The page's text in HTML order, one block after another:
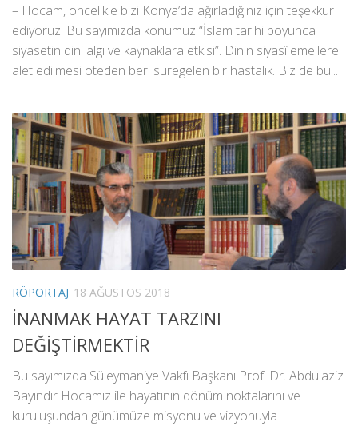
– Hocam, öncelikle bizi Konya’da ağırladığınız için teşekkür
ediyoruz. Bu sayımızda konumuz “İslam tarihi boyunca
siyasetin dini algı ve kaynaklara etkisi”. Dinin siyasî emellere
alet edilmesi öteden beri süregelen bir hastalık. Biz de bu...
RÖPORTAJ 18 AĞUSTOS 2018
İNANMAK HAYAT TARZINI
DEĞİŞTİRMEKTİR
Bu sayımızda Süleymaniye Vakfı Başkanı Prof. Dr. Abdulaziz
Bayındır Hocamız ile hayatının dönüm noktalarını ve
kuruluşundan günümüze misyonu ve vizyonuyla